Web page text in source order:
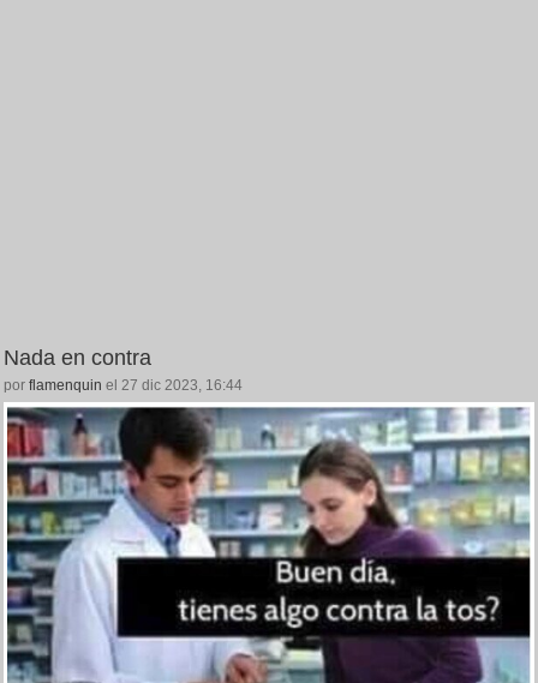
Nada en contra
por flamenquin el 27 dic 2023, 16:44